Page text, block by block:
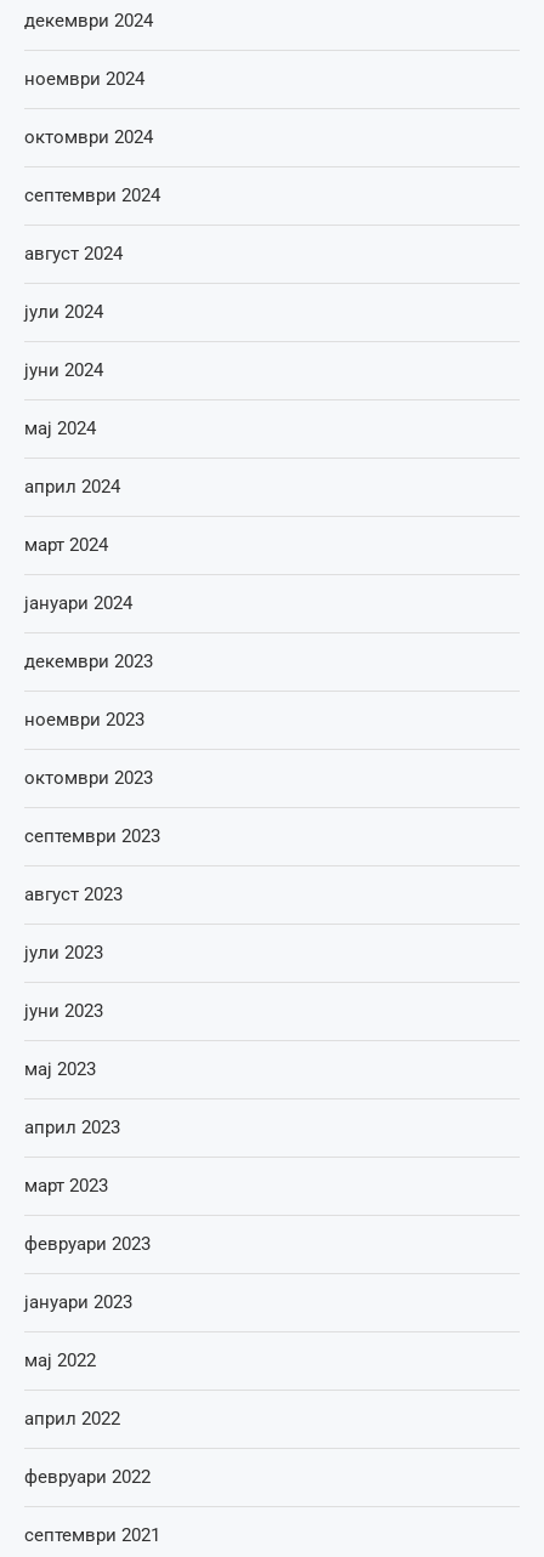
декември 2024
ноември 2024
октомври 2024
септември 2024
август 2024
јули 2024
јуни 2024
мај 2024
април 2024
март 2024
јануари 2024
декември 2023
ноември 2023
октомври 2023
септември 2023
август 2023
јули 2023
јуни 2023
мај 2023
април 2023
март 2023
февруари 2023
јануари 2023
мај 2022
април 2022
февруари 2022
септември 2021